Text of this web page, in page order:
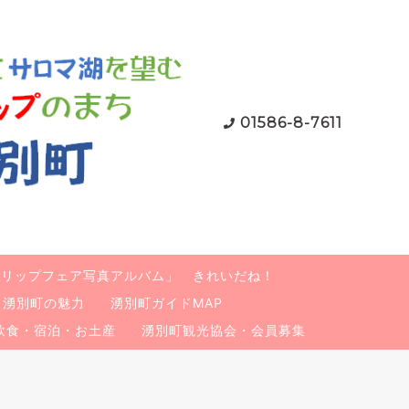
01586-8-7611
ップフェア写真アルバム」 きれいだね！
湧別町の魅力
湧別町ガイドMAP
食・宿泊・お土産
湧別町観光協会・会員募集